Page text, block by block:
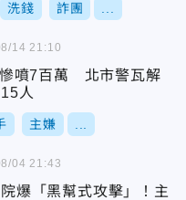
洗錢 詐團
噴7百萬 北市警瓦解
人
主嫌
14 21:10
爆「黑幫式攻擊」！主
04 21:43